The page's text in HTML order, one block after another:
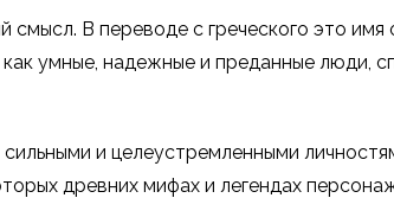
В переводе с греческого это имя
умные, надежные и преданные люди,
и целеустремленными
древних мифах и легендах